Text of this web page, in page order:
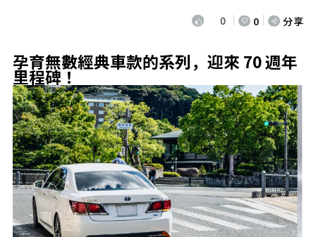
0 0 分享
孕育無數經典車款的系列，迎來 70 週年
里程碑！